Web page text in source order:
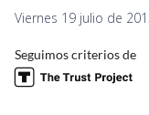
Viernes 19 julio de
Seguimos criterios de